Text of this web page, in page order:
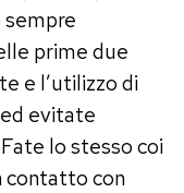
prime due
e l’utilizzo di
evitate
lo stesso coi
contatto con